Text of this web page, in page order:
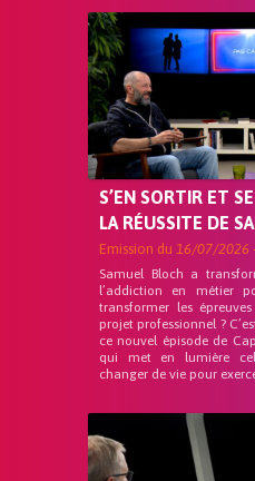
S’EN SORTIR ET
LA RÉUSSITE DE
Emission du 16/07/2026
Samuel Bloch a
l’addiction en métier
transformer les
projet professionnel ?
ce nouvel épisode de
qui met en lumière
changer de vie pour